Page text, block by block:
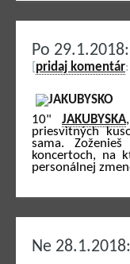
Po
pridaj komentár
10" JAKUBYSKA
priesvitných
sama.
koncertoch, na
personálnej
Ne